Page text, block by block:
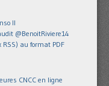
II
@BenoitRiviere14
au format PDF
CNCC en ligne